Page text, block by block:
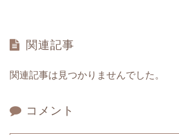
関連記事
関連記事は見つかりませんでした。
コメント